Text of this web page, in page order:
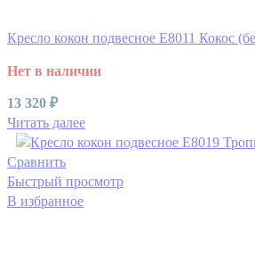
Кресло кокон подвесное E8011 Кокос
Нет в наличии
13 320 ₽
Читать далее
Сравнить
Быстрый просмотр
В избранное